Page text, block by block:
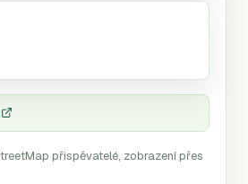
přispěvatelé, zobrazení přes